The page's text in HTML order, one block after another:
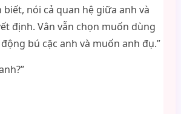
biết, nói cả quan hệ giữa anh và
định. Vân vẫn chọn muốn dùng
bú cặc anh và muốn anh đụ.”